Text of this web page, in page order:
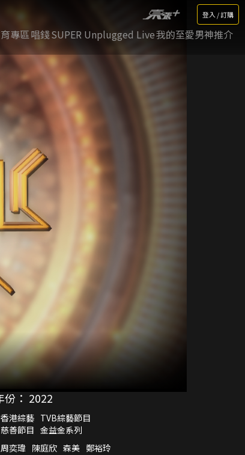
登入 / 訂購
專區唱錢SUPER Unplugged Live我的至愛男神推介
： 2022
香港綜藝 TVB綜藝節目
慈善節目 金益金系列
周奕瑋 陳庭欣 森美 鄭裕玲